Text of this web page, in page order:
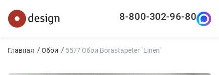
8-800-302-96-80
Главная Обои 5577 Обои Borastapeter "Linen"